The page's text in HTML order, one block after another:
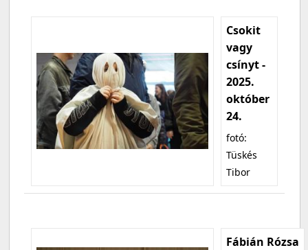
Csokit
vagy
csínyt -
2025.
október
24.
fotó:
Tüskés
Tibor
Fábián Rózsa